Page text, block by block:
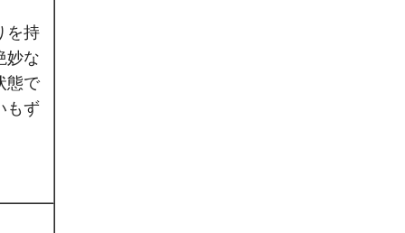
を持
妙な
態で
もず